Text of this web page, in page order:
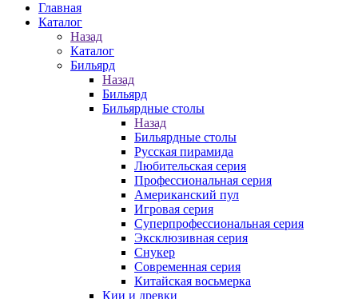
Главная
Каталог
Назад
Каталог
Бильярд
Назад
Бильярд
Бильярдные столы
Назад
Бильярдные столы
Русская пирамида
Любительская серия
Профессиональная серия
Американский пул
Игровая серия
Суперпрофессиональная серия
Эксклюзивная серия
Снукер
Современная серия
Китайская восьмерка
Кии и древки